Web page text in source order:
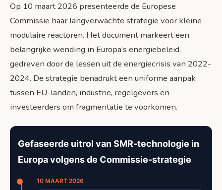
Op 10 maart 2026 presenteerde de Europese
Commissie haar langverwachte strategie voor kleine
modulaire reactoren. Het document markeert een
belangrijke wending in Europa’s energiebeleid,
gedreven door de lessen uit de energiecrisis van 2022-
2024. De strategie benadrukt een uniforme aanpak
tussen EU-landen, industrie, regelgevers en
investeerders om fragmentatie te voorkomen.
Gefaseerde uitrol van SMR-technologie in
Europa volgens de Commissie-strategie
10 MAART 2026